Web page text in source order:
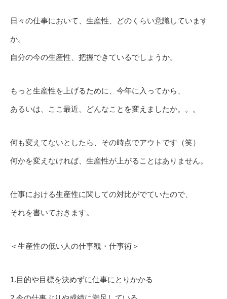
日々の仕事において、生産性、どのくらい意識しています
か。
自分の今の生産性、把握できているでしょうか。
もっと生産性を上げるために、今年に入ってから、
あるいは、ここ最近、どんなことを変えましたか。。。
何も変えてないとしたら、その時点でアウトです（笑）
何かを変えなければ、生産性が上がることはありません。
仕事における生産性に関しての対比がでていたので、
それを書いておきます。
＜生産性の低い人の仕事観・仕事術＞
1.目的や目標を決めずに仕事にとりかかる